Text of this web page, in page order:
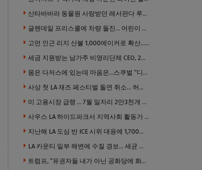
산타바바라 동물원 사랑받던 레서판다 루비 사망… 갓 태어난 새끼 2마리 잃은 지 수주 만
글렌데일 프리스쿨에 차량 돌진… 어린이 8명 경상
고먼 인근 리지 산불 1,000에이커로 확산… 5번 프리웨이 양방향 전면 폐쇄
세금 지원받는 남가주 비영리단체 CEO, 2년간 160만 달러 이상 받아… 미사용 휴가수당만 수십만 달러
몸은 다저스에 있는데 마음은…스쿠벌 “디트로이트로 돌아가고파”
사상 첫 LA 재즈 페스티벌 돌연 취소… 허가·행사 준비 문제로 일정 변경
미 고용시장 급랭 … 7월 일자리 2만3천개 감소 ‘예상 밖 쇼크’
사우스 LA 하이드파크서 지역사회 활동가 대낮 총격 사망… 용의자 도주
지난해 LA 도심 반 ICE 시위 대응에 1,700만 달러 이상 지출… LAPD, 대규모 시위 대비 강화 필요
LA 카운티 일부 해변에 수질 경보… 세균 수치 기준 초과, 입수 자제 당부
트럼프, “유권자들 내가 아닌 공화당에 화난 것”